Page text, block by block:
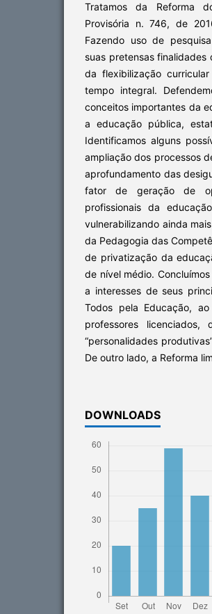
Tratamos da Reforma
Provisória n. 746, de
Fazendo uso de
suas pretensas
da flexibilização
tempo integral.
conceitos importantes da
a educação pública,
Identificamos alguns
ampliação dos processos
aprofundamento das
fator de geração de
profissionais da
vulnerabilizando ainda
da Pedagogia das
de privatização da
de nível médio.
a interesses de seus
Todos pela Educação,
professores
“personalidades
De outro lado, a Reforma
DOWNLOADS